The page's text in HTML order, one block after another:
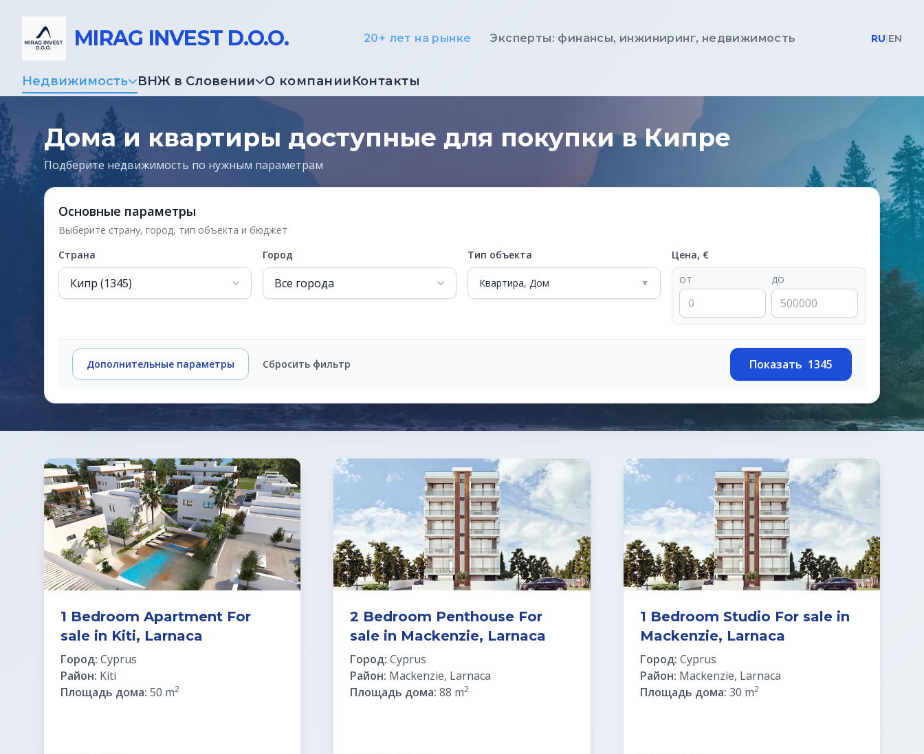
MIRAG INVEST D.O.O. 20+ лет на рынке Эксперты: финансы, инжиниринг, недвижимость RU|EN
Недвижимость ВНЖ в Словении О компанииКонтакты
Дома и квартиры доступные для покупки в Кипре
Подберите недвижимость по нужным параметрам
Основные параметры
Выберите страну, город, тип объекта и бюджет
Страна
Город Тип объекта
Квартира, Дом ▼
Цена, €
ОТ ДО
Дополнительные параметры Сбросить фильтр Показать 1345
Предложения
1 Bedroom Apartment For
sale in Kiti, Larnaca
Город: Cyprus
Район: Kiti
Площадь дома: 50 m2
2 Bedroom Penthouse For
sale in Mackenzie, Larnaca
Город: Cyprus
Район: Mackenzie, Larnaca
Площадь дома: 88 m2
1 Bedroom Studio For sale in
Mackenzie, Larnaca
Город: Cyprus
Район: Mackenzie, Larnaca
Площадь дома: 30 m2